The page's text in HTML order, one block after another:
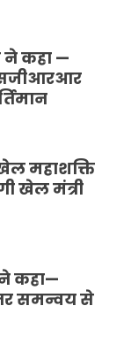
ने कहा —
महाशक्ति
खेल मंत्री
ने कहा—
समन्वय से